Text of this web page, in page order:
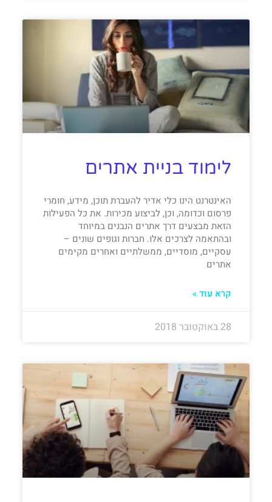
לימוד בניית אתרים
האינטרנט הינו כלי אדיר להעברת תוכן, מידע, חומרי
פרסום וכדומה, וכן, לביצוע מכירות. את כל הפעילות
הזאת מבצעים דרך אתרים הנבנים במיוחד
ובהתאמה לצרכים אלו. חברות וגופים שונים –
עסקיים, מוסדיים, ממשלתיים ואחרים מקימים
אתרים
קרא עוד »
28 באוקטובר 2018